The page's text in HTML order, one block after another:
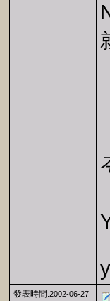
發表時間:2002-06-27